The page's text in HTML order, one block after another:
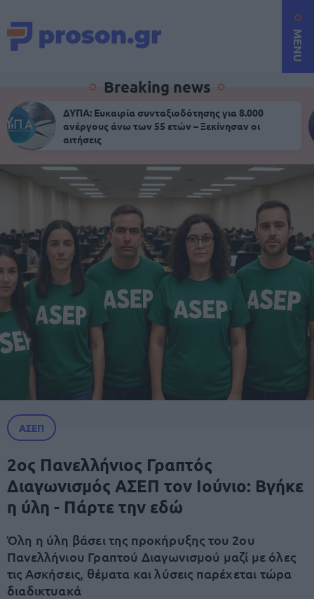
MENU
Breaking news
ΔΥΠΑ: Ευκαιρία συνταξιοδότησης για 8.000
ανέργους άνω των 55 ετών – Ξεκίνησαν οι
αιτήσεις
ΑΣΕΠ
2ος Πανελλήνιος Γραπτός
Διαγωνισμός ΑΣΕΠ τον Ιούνιο: Βγήκε
η ύλη - Πάρτε την εδώ
Όλη η ύλη βάσει της προκήρυξης του 2ου
Πανελλήνιου Γραπτού Διαγωνισμού μαζί με όλες
τις Ασκήσεις, θέματα και λύσεις παρέχεται τώρα
διαδικτυακά